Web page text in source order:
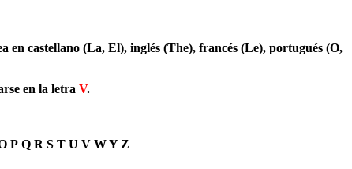
en castellano (La, El), inglés (The), francés (Le), portugués (O,
en la letra V.
P Q R S T U V WY Z